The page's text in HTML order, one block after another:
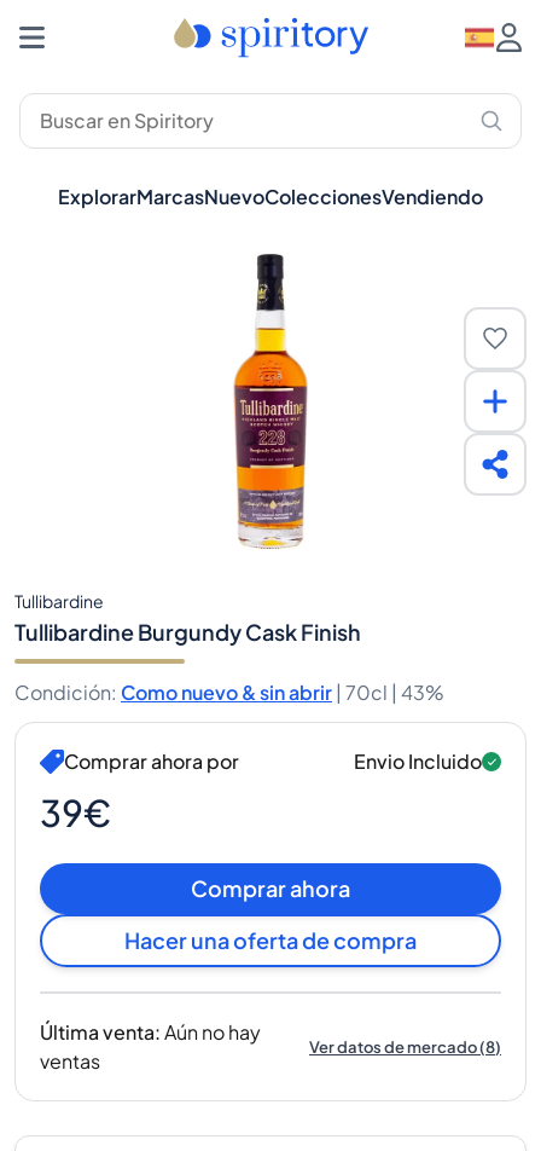
ExplorarMarcasNuevoColeccionesVendiendo
Tullibardine
Tullibardine Burgundy Cask Finish
Condición: Como nuevo & sin abrir | 70cl | 43%
Comprar ahora por
39€
Envio Incluido
Comprar ahora
Hacer una oferta de compra
Última venta:Aún no hay
ventas
Ver datos de mercado(8)